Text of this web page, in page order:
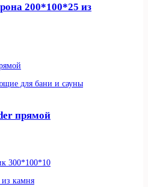
200*100*25 из
для бани и сауны
прямой
камня